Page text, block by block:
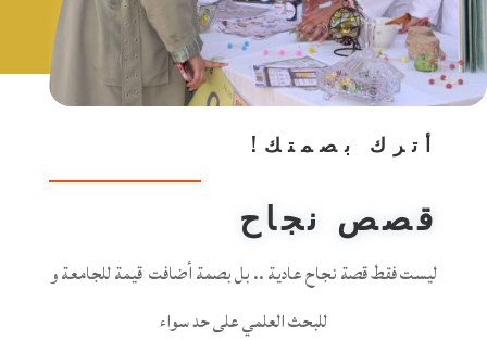
أترك بصمتك!
قصص نجاح
ليست فقط قصة نجاح عادية .. بل بصمة أضافت قيمة للجامعة و
للبحث العلمي على حد سواء